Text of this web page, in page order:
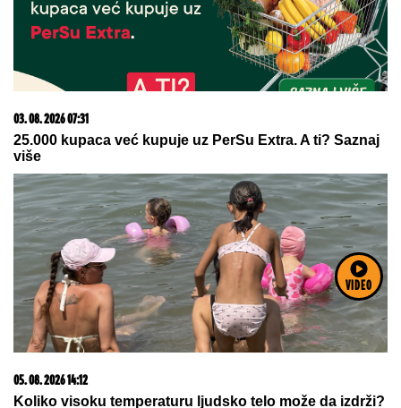
VIDEO
03. 08. 2026 07:31
25.000 kupaca već kupuje uz PerSu Extra. A ti? Saznaj
više
05. 08. 2026 14:12
Koliko visoku temperaturu ljudsko telo može da izdrži?